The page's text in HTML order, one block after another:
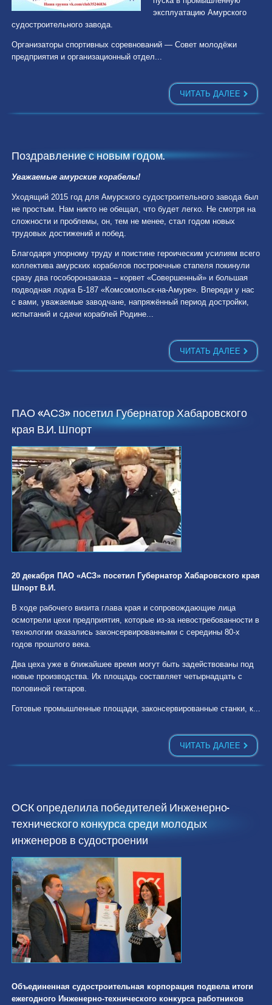
эксплуатацию Амурского
судостроительного завода.
Организаторы спортивных соревнований — Совет молодёжи
предприятия и организационный отдел...
ЧИТАТЬ ДАЛЕЕ
Поздравление с новым годом.
Уважаемые амурские корабелы!
Уходящий 2015 год для Амурского судостроительного завода был
не простым. Нам никто не обещал, что будет легко. Не смотря на
сложности и проблемы, он, тем не менее, стал годом новых
трудовых достижений и побед.
Благодаря упорному труду и поистине героическим усилиям всего
коллектива амурских корабелов построечные стапеля покинули
сразу два гособоронзаказа – корвет «Совершенный» и большая
подводная лодка Б-187 «Комсомольск-на-Амуре». Впереди у нас
с вами, уважаемые заводчане, напряжённый период достройки,
испытаний и сдачи кораблей Родине...
ЧИТАТЬ ДАЛЕЕ
ПАО «АСЗ» посетил Губернатор Хабаровского
края В.И. Шпорт
20 декабря ПАО «АСЗ» посетил Губернатор Хабаровского края
Шпорт В.И.
В ходе рабочего визита глава края и сопровождающие лица
осмотрели цехи предприятия, которые из-за невостребованности в
технологии оказались законсервированными с середины 80-х
годов прошлого века.
Два цеха уже в ближайшее время могут быть задействованы под
новые производства. Их площадь составляет четырнадцать с
половиной гектаров.
Готовые промышленные площади, законсервированные станки, к...
ЧИТАТЬ ДАЛЕЕ
ОСК определила победителей Инженерно-
технического конкурса среди молодых
инженеров в судостроении
Объединенная судостроительная корпорация подвела итоги
ежегодного Инженерно-технического конкурса работников